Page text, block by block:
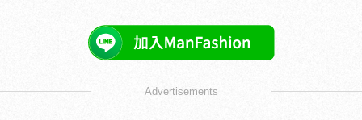
Advertisements